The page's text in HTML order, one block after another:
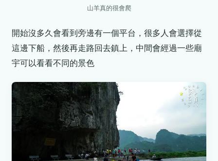
山羊真的很會爬
開始沒多久會看到旁邊有一個平台，很多人會選擇從
這邊下船，然後再走路回去鎮上，中間會經過一些廟
宇可以看看不同的景色